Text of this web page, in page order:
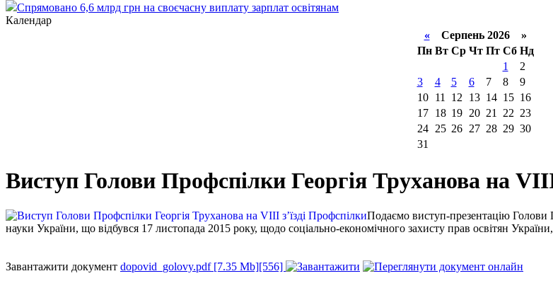
Спрямовано 6,6 млрд грн на своєчасну виплату зарплат освітянам
Календар
«Серпень 2026 »
Пн Вт Ср Чт Пт Сб Нд
1
2
3
4 5 6 7 8
9
10
11 12 13 14 15 16
17
18 19 20 21 22 23
24
25 26 27 28 29 30
31
Виступ Голови Профспілки Георгія Труханова на VIII
Подаємо виступ-презентацію Голови
науки України, що відбувся 17 листопада 2015 року, щодо соціально-економічного захисту прав освітян України,
Завантажити документ dopovid_golovy.pdf [7.35 Mb][556]